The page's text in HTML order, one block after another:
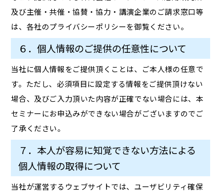
及び主催・共催・協賛・協力・講演企業のご請求窓口等
は、各社のプライバシーポリシーを御覧ください。
６．個人情報のご提供の任意性について
当社に個人情報をご提供頂くことは、ご本人様の任意で
す。ただし、必須項目に設定する情報をご提供頂けない
場合、及びご入力頂いた内容が正確でない場合には、本
セミナーにお申込みができない場合がございますのでご
了承ください。
７．本人が容易に知覚できない方法による
個人情報の取得について
当社が運営するウェブサイトでは、ユーザビリティ確保